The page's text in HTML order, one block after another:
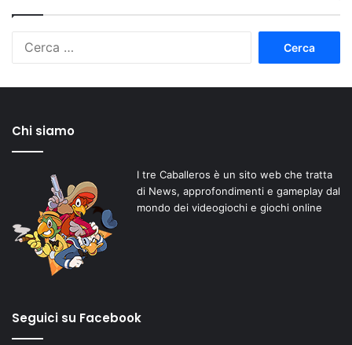
Chi siamo
I tre Caballeros è un sito web che tratta
di News, approfondimenti e gameplay dal
mondo dei videogiochi e giochi online
Seguici su Facebook